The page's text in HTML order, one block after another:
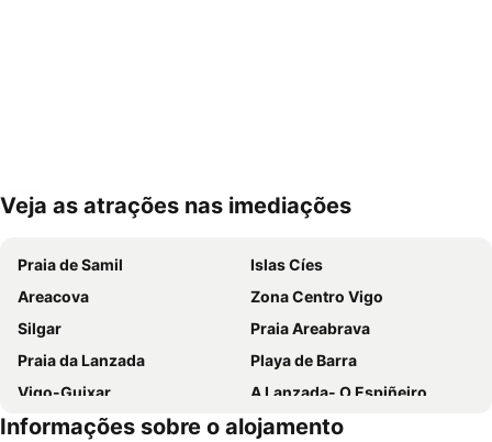
Ampliar mapa
Veja as atrações nas imediações
Praia de Samil
Islas Cíes
Areacova
Zona Centro Vigo
Silgar
Praia Areabrava
Praia da Lanzada
Playa de Barra
Vigo-Guixar
A Lanzada- O Espiñeiro
Paseo Marítimo de Baiona
Luz
Informações sobre o alojamento